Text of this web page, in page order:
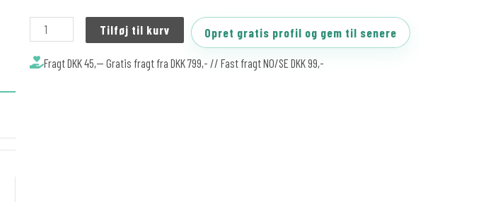
Tilføj til kurv Opret gratis profil og gem til senere
Fragt DKK 45,-- Gratis fragt fra DKK 799,- // Fast fragt NO/SE DKK 99,-